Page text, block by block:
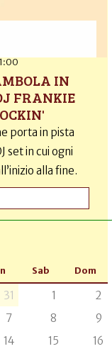
IN
FRANKIE
porta in pista
set in cui ogni
alla fine.
Sab Dom
31 1
2
7 8
9
14 15
16